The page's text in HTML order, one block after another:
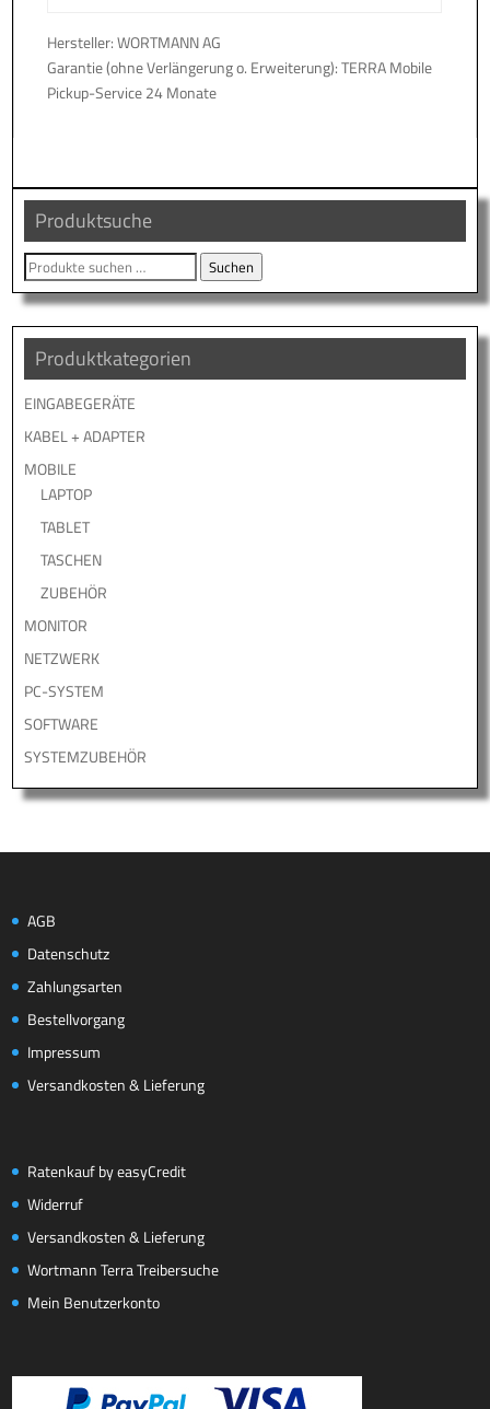
Hersteller: WORTMANN AG
Garantie (ohne Verlängerung o. Erweiterung): TERRA Mobile
Pickup-Service 24 Monate
Produktsuche
Suche
nach:
Suchen
Produktkategorien
EINGABEGERÄTE
KABEL + ADAPTER
MOBILE
LAPTOP
TABLET
TASCHEN
ZUBEHÖR
MONITOR
NETZWERK
PC-SYSTEM
SOFTWARE
SYSTEMZUBEHÖR
AGB
Datenschutz
Zahlungsarten
Bestellvorgang
Impressum
Versandkosten & Lieferung
Ratenkauf by easyCredit
Widerruf
Versandkosten & Lieferung
Wortmann Terra Treibersuche
Mein Benutzerkonto